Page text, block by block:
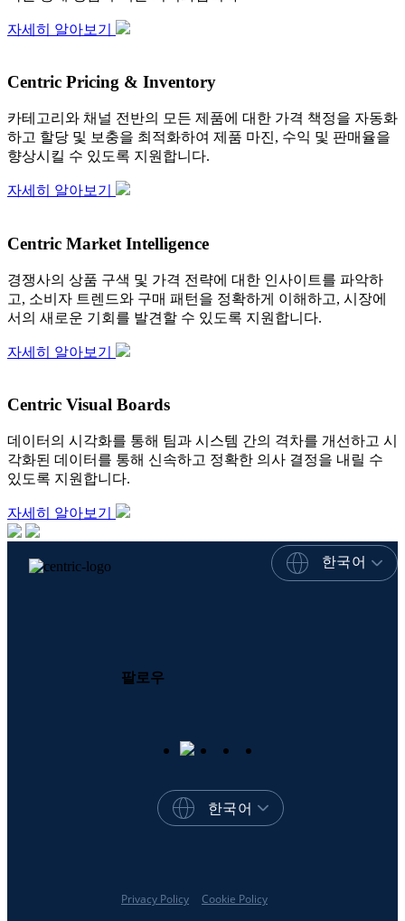
자세히 알아보기
Centric Pricing & Inventory
카테고리와 채널 전반의 모든 제품에 대한 가격 책정을 자동화
하고 할당 및 보충을 최적화하여 제품 마진, 수익 및 판매율을
향상시킬 수 있도록 지원합니다.
자세히 알아보기
Centric Market Intelligence
경쟁사의 상품 구색 및 가격 전략에 대한 인사이트를 파악하
고, 소비자 트렌드와 구매 패턴을 정확하게 이해하고, 시장에
서의 새로운 기회를 발견할 수 있도록 지원합니다.
자세히 알아보기
Centric Visual Boards
데이터의 시각화를 통해 팀과 시스템 간의 격차를 개선하고 시
각화된 데이터를 통해 신속하고 정확한 의사 결정을 내릴 수
있도록 지원합니다.
자세히 알아보기
한국어
팔로우
한국어
Privacy Policy Cookie Policy